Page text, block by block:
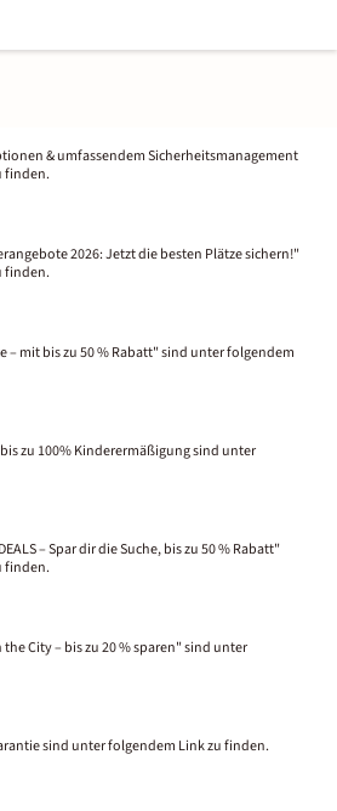
& umfassendem Sicherheitsmanagement
finden.
2026: Jetzt die besten Plätze sichern!"
finden.
– mit bis zu 50 % Rabatt" sind unter folgendem
zu 100% Kinderermäßigung sind unter
– Spar dir die Suche, bis zu 50 % Rabatt"
finden.
City – bis zu 20 % sparen" sind unter
sind unter folgendem Link zu finden.